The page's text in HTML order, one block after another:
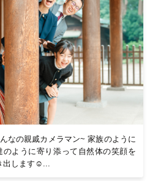
なの親戚カメラマン~ 家族のように
のように寄り添って自然体の笑顔を
出します☺️...